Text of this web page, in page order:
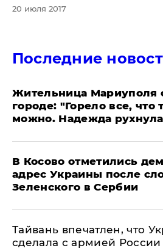
20 июля 2017
Последние
Жительница Мариуполя
городе: "Горело все, что
можно. Надежда
В Косово отметились
адрес Украины после
Зеленского в Сербии
Тайвань впечатлен, что
сделала с армией России